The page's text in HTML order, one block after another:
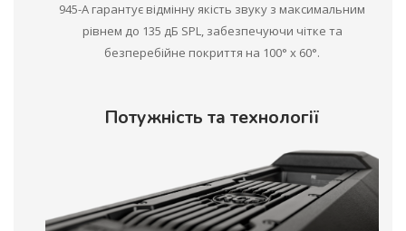
945-A гарантує відмінну якість звуку з максимальним
рівнем до 135 дБ SPL, забезпечуючи чітке та
безперебійне покриття на 100° x 60°.
Потужність та технології